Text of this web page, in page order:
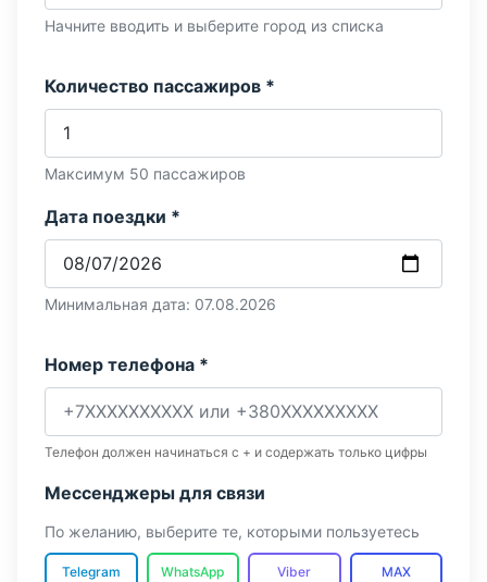
Начните вводить и выберите город из списка
Количество пассажиров *
Максимум 50 пассажиров
Дата поездки *
Минимальная дата: 07.08.2026
Номер телефона *
Телефон должен начинаться с + и содержать только цифры
Мессенджеры для связи
По желанию, выберите те, которыми пользуетесь
Telegram WhatsApp Viber MAX